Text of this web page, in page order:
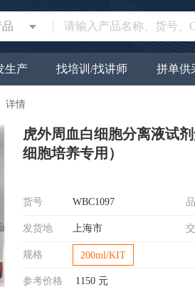
生产 找培训/找讲师 拼单供
详情
虎外周血白细胞分离液试
细胞培养专用）
货号 WBC1097
发货地 上海市
规格 200ml/KIT
参考价格 1150 元